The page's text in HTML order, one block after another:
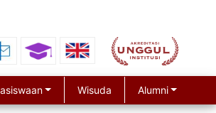
Wisuda Alumni